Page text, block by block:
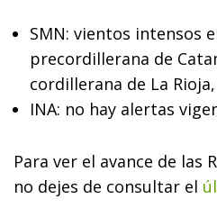
SMN: vientos intensos
precordillerana de
cordillerana de La
INA: no hay alertas
Para ver el avance de las
no dejes de consultar el